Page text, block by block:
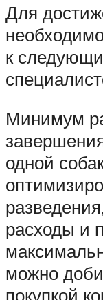
Для
к
Минимум
одной
расходы и
можно
покупкой